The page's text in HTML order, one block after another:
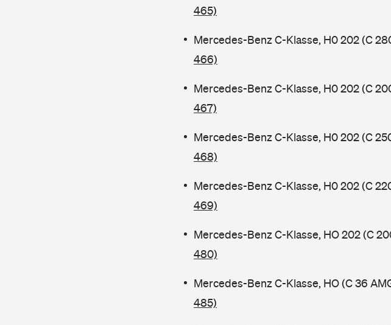
465)
Mercedes-Benz C-Klasse, H0 202 (C
466)
Mercedes-Benz C-Klasse, H0 202 (C
467)
Mercedes-Benz C-Klasse, H0 202 (C
468)
Mercedes-Benz C-Klasse, H0 202 (C
469)
Mercedes-Benz C-Klasse, HO 202 (C
480)
Mercedes-Benz C-Klasse, HO (C 36
485)